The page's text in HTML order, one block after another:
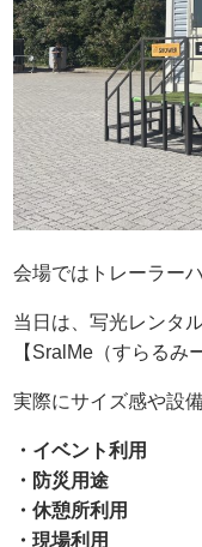
会場ではトレーラー
当日は、写光レンタ
【SralMe（すらるみ
実際にサイズ感や設
・イベント利用
・防災用途
・休憩所利用
・現場利用